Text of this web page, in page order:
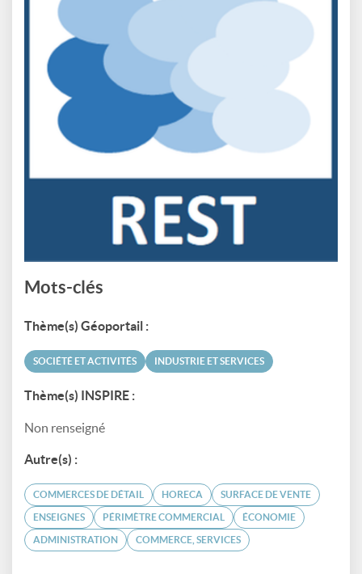
Mots-clés
Thème(s) Géoportail :
SOCIÉTÉ ET ACTIVITÉS INDUSTRIE ET SERVICES
Thème(s) INSPIRE :
Non renseigné
Autre(s) :
COMMERCES DE DÉTAIL HORECA SURFACE DE VENTE
ENSEIGNES PÉRIMÈTRE COMMERCIAL ÉCONOMIE
ADMINISTRATION COMMERCE, SERVICES